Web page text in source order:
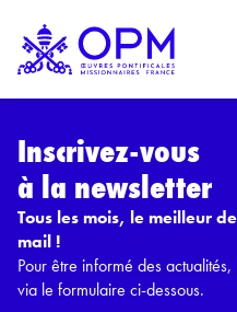
Inscrivez-vous
à la newsletter
Tous les mois, le meilleur
mail !
Pour être informé des
via le formulaire ci-dessous.